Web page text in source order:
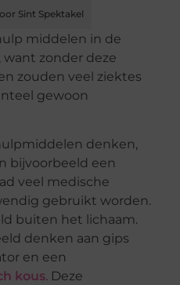
Sint Spektakel
middelen in de
want zonder deze
zouden veel ziektes
gewoon
denken,
bijvoorbeeld een
veel medische
gebruikt worden.
buiten het lichaam.
denken aan gips
en een
kous. Deze